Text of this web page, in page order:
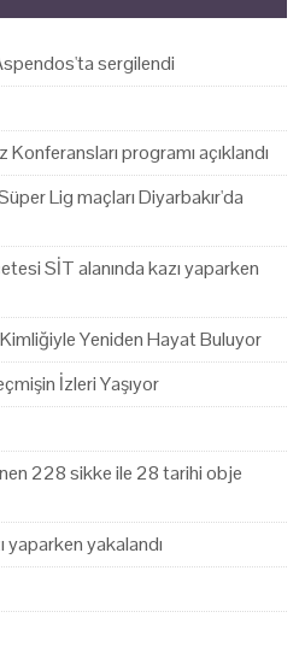
sergilendi
programı açıklandı
Lig maçları Diyarbakır'da
SİT alanında kazı yaparken
Yeniden Hayat Buluyor
İzleri Yaşıyor
228 sikke ile 28 tarihi obje
yakalandı